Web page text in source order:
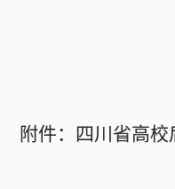
附件：四川省高